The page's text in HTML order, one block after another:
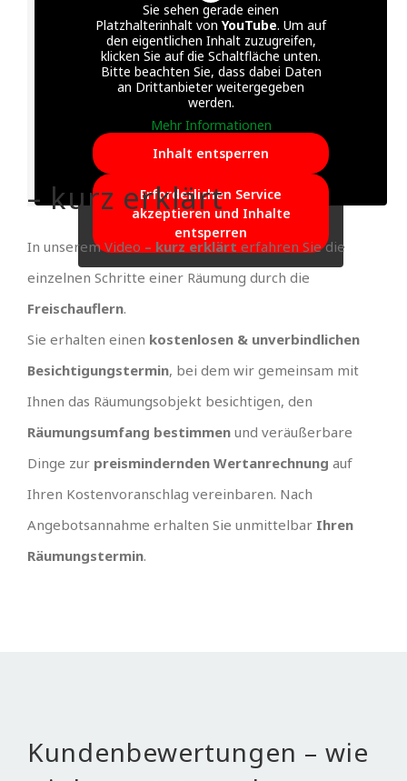
Sie sehen gerade einen
Platzhalterinhalt von YouTube. Um auf
den eigentlichen Inhalt zuzugreifen,
klicken Sie auf die Schaltfläche unten.
Bitte beachten Sie, dass dabei Daten
an Drittanbieter weitergegeben
werden.
Mehr Informationen
Inhalt entsperren
Erforderlichen Service
akzeptieren und Inhalte
entsperren
– kurz erklärt
In unserem Video – kurz erklärt erfahren Sie die
einzelnen Schritte einer Räumung durch die
Freischauflern.
Sie erhalten einen kostenlosen & unverbindlichen
Besichtigungstermin, bei dem wir gemeinsam mit
Ihnen das Räumungsobjekt besichtigen, den
Räumungsumfang bestimmen und veräußerbare
Dinge zur preismindernden Wertanrechnung auf
Ihren Kostenvoranschlag vereinbaren. Nach
Angebotsannahme erhalten Sie unmittelbar Ihren
Räumungstermin.
Kundenbewertungen – wie